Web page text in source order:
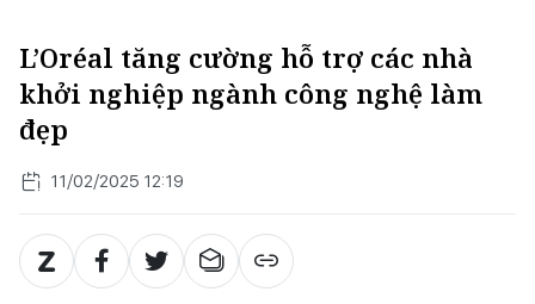
L’Oréal tăng cường hỗ trợ các nhà
khởi nghiệp ngành công nghệ làm
đẹp
11/02/2025 12:19